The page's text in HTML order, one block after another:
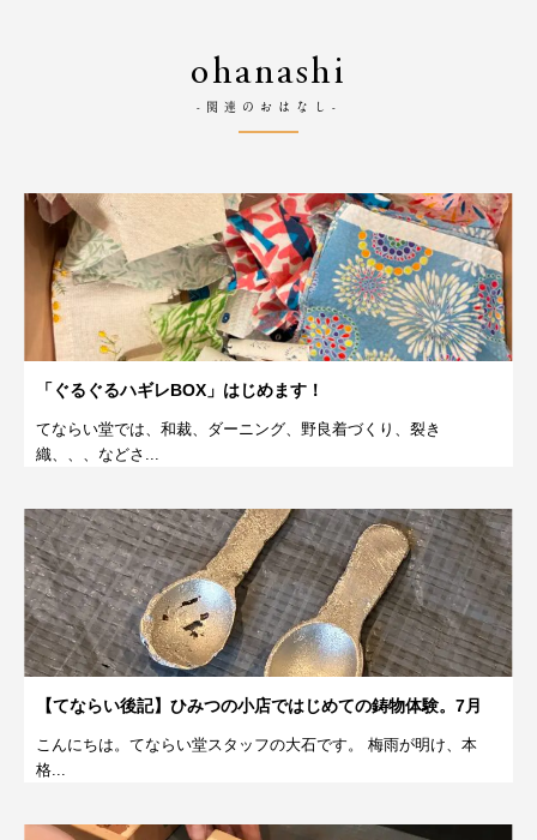
ohanashi
-関連のおはなし-
「ぐるぐるハギレBOX」はじめます！
てならい堂では、和裁、ダーニング、野良着づくり、裂き
織、、、などさ...
【てならい後記】ひみつの小店ではじめての鋳物体験。7月
こんにちは。てならい堂スタッフの大石です。 梅雨が明け、本
格...